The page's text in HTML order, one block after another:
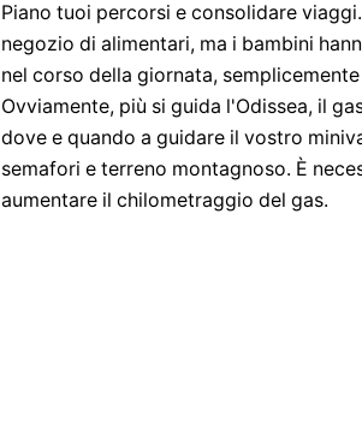
Piano tuoi percorsi e consolidare
negozio di alimentari, ma i bambini
nel corso della giornata,
Ovviamente, più si guida l'Odissea, il
dove e quando a guidare il vostro
semafori e terreno montagnoso. È
aumentare il chilometraggio del gas.